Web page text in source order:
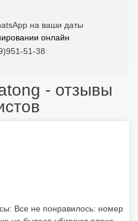
на ваши даты
онлайн
51-38
- отзывы
Все не понравилось: номер